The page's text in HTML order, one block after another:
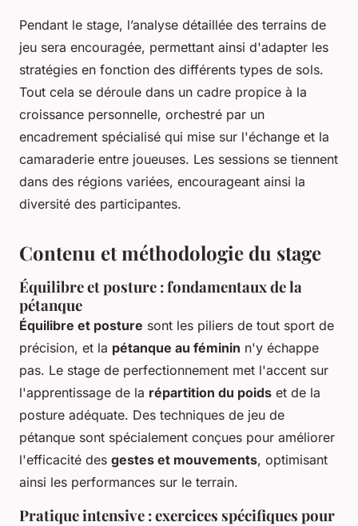
Pendant le stage, l’analyse détaillée des terrains de
jeu sera encouragée, permettant ainsi d'adapter les
stratégies en fonction des différents types de sols.
Tout cela se déroule dans un cadre propice à la
croissance personnelle, orchestré par un
encadrement spécialisé qui mise sur l'échange et la
camaraderie entre joueuses. Les sessions se tiennent
dans des régions variées, encourageant ainsi la
diversité des participantes.
Contenu et méthodologie du stage
Équilibre et posture : fondamentaux de la
pétanque
Équilibre et posture sont les piliers de tout sport de
précision, et la pétanque au féminin n'y échappe
pas. Le stage de perfectionnement met l'accent sur
l'apprentissage de la répartition du poids et de la
posture adéquate. Des techniques de jeu de
pétanque sont spécialement conçues pour améliorer
l'efficacité des gestes et mouvements, optimisant
ainsi les performances sur le terrain.
Pratique intensive : exercices spécifiques pour